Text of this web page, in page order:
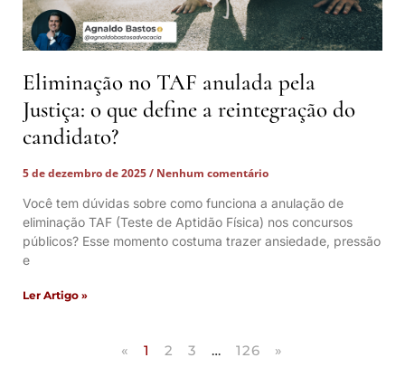
Eliminação no TAF anulada pela
Justiça: o que define a reintegração do
candidato?
5 de dezembro de 2025
Nenhum comentário
Você tem dúvidas sobre como funciona a anulação de
eliminação TAF (Teste de Aptidão Física) nos concursos
públicos? Esse momento costuma trazer ansiedade, pressão
e
Ler Artigo »
« 1 2 3 … 126 »